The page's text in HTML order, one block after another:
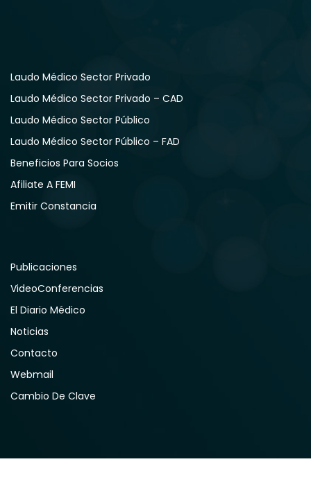
Laudo Médico Sector Privado
Laudo Médico Sector Privado – CAD
Laudo Médico Sector Público
Laudo Médico Sector Público – FAD
Beneficios Para Socios
Afiliate A FEMI
Emitir Constancia
Publicaciones
VideoConferencias
El Diario Médico
Noticias
Contacto
Webmail
Cambio De Clave